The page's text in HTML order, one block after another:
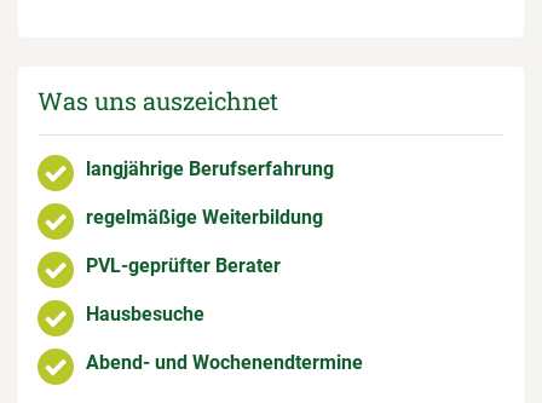
Was uns auszeichnet
langjährige Berufserfahrung
regelmäßige Weiterbildung
PVL-geprüfter Berater
Hausbesuche
Abend- und Wochenendtermine